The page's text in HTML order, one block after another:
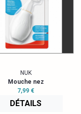
NUK
Mouche nez
7,99 €
DÉTAILS